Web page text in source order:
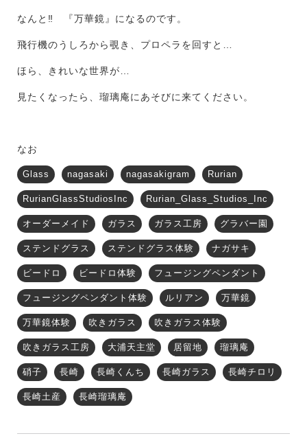
なんと‼︎ 『万華鏡』になるのです。
飛行機のうしろから覗き、プロペラを回すと…
ほら、きれいな世界が…
見たくなったら、瑠璃庵にあそびに来てください。
なお
Glass nagasaki nagasakigram Rurian
RurianGlassStudiosInc Rurian_Glass_Studios_Inc
オーダーメイド ガラス ガラス工房 グラバー園
ステンドグラス ステンドグラス体験 ナガサキ
ビードロ ビードロ体験 フュージングペンダント
フュージングペンダント体験 ルリアン 万華鏡
万華鏡体験 吹きガラス 吹きガラス体験
吹きガラス工房 大浦天主堂 居留地 瑠璃庵
硝子 長崎 長崎くんち 長崎ガラス 長崎チロリ
長崎土産 長崎瑠璃庵